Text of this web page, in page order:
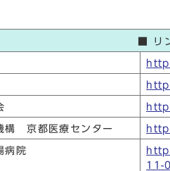
■ リ
構 京都医療センター
病院
11-